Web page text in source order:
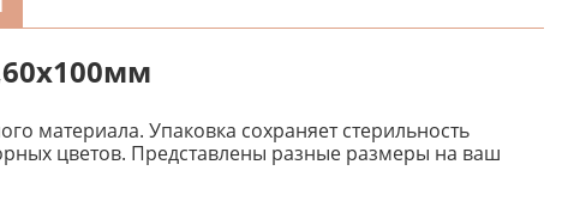
материала. Упаковка сохраняет стерильность
цветов. Представлены разные размеры на ваш